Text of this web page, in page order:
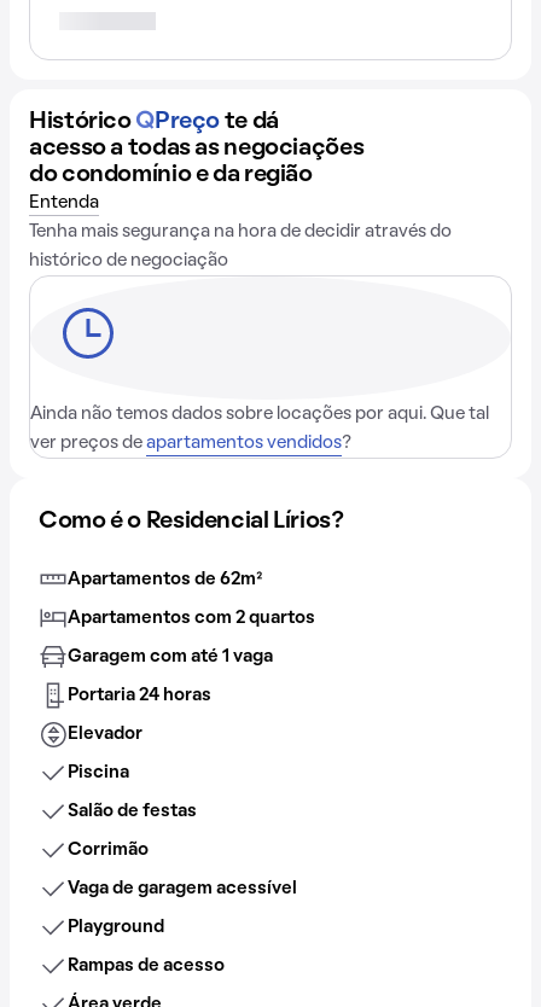
Histórico QPreço te dá
acesso a todas as negociações
do condomínio e da região
Entenda
Tenha mais segurança na hora de decidir através do
histórico de negociação
Ainda não temos dados sobre locações por aqui. Que tal
ver preços de apartamentos vendidos?
Como é o Residencial Lírios?
Apartamentos de 62m²
Apartamentos com 2 quartos
Garagem com até 1 vaga
Portaria 24 horas
Elevador
Piscina
Salão de festas
Corrimão
Vaga de garagem acessível
Playground
Rampas de acesso